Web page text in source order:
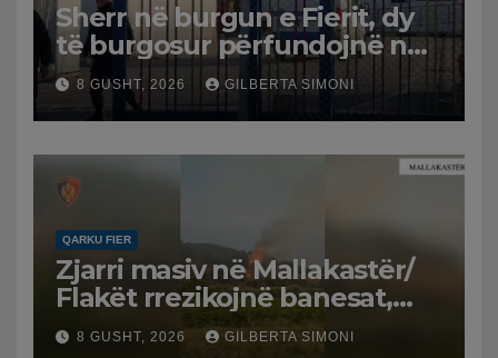
Sherr në burgun e Fierit, dy
të burgosur përfundojnë në
spital
8 GUSHT, 2026 GILBERTA SIMONI
QARKU FIER
Zjarri masiv në Mallakastër/
Flakët rrezikojnë banesat,
Policia evakuon disa familje
8 GUSHT, 2026 GILBERTA SIMONI